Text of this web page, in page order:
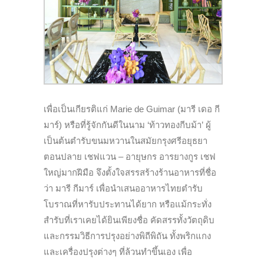
เพื่อเป็นเกียรติแก่ Marie de Guimar (มารี เดอ กี
มาร์) หรือที่รู้จักกันดีในนาม ‘ท้าวทองกีบม้า’ ผู้
เป็นต้นตำรับขนมหวานในสมัยกรุงศรีอยุธยา
ตอนปลาย เชฟแวน – อายุษกร อารยางกูร เชฟ
ใหญ่มากฝีมือ จึงตั้งใจสรรสร้างร้านอาหารที่ชื่อ
ว่า มารี กีมาร์ เพื่อนำเสนออาหารไทยตำรับ
โบราณที่หารับประทานได้ยาก หรือแม้กระทั่ง
สำรับที่เราเคยได้ยินเพียงชื่อ คัดสรรทั้งวัตถุดิบ
และกรรมวิธีการปรุงอย่างพิถีพิถัน ทั้งพริกแกง
และเครื่องปรุงต่างๆ ที่ล้วนทำขึ้นเอง เพื่อ